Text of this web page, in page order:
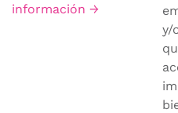
información →
y/